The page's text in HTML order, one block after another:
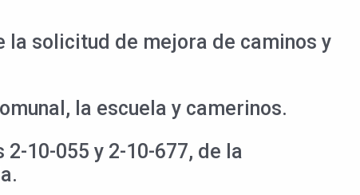
la solicitud de mejora de caminos y
la escuela y camerinos.
10-055 y 2-10-677, de la